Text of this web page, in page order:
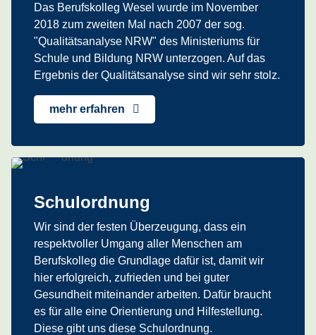
Das Berufskolleg Wesel wurde im November
2018 zum zweiten Mal nach 2007 der sog.
"Qualitätsanalyse NRW" des Ministeriums für
Schule und Bildung NRW unterzogen. Auf das
Ergebnis der Qualitätsanalyse sind wir sehr stolz.
mehr erfahren
Schulordnung
Wir sind der festen Überzeugung, dass ein
respektvoller Umgang aller Menschen am
Berufskolleg die Grundlage dafür ist, damit wir
hier erfolgreich, zufrieden und bei guter
Gesundheit miteinander arbeiten. Dafür braucht
es für alle eine Orientierung und Hilfestellung.
Diese gibt uns diese Schulordnung.